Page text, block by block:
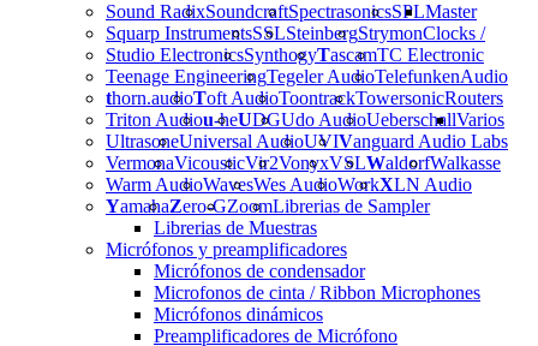
Sound RadixSoundcraftSpectrasonicsSPL
Squarp InstrumentsSSLSteinbergStrymon
Studio ElectronicsSynthogyTascamTC Electronic
Teenage EngineeringTegeler AudioTelefunken
thorn.audioToft AudioToontrackTowersonic
Triton Audiou-heUDGUdo AudioUeberschall
UltrasoneUniversal AudioUVIVanguard Audio Labs
VermonaVicousticVir2VonyxVSLWaldorfWalkasse
Warm AudioWavesWes AudioWorkXLN Audio
YamahaZero-GZoom
Master
Clocks /
Audio
Routers
Varios
Librerias de Sampler
Librerias de Muestras
Micrófonos y preamplificadores
Micrófonos de condensador
Microfonos de cinta / Ribbon Microphones
Micrófonos dinámicos
Preamplificadores de Micrófono